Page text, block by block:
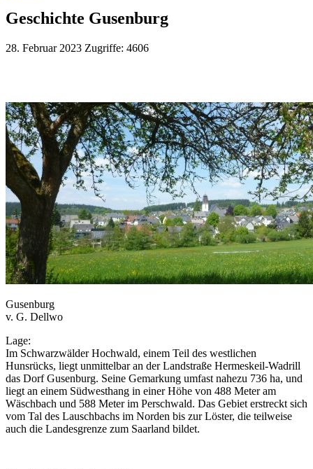
Geschichte Gusenburg
28. Februar 2023 Zugriffe: 4606
Gusenburg
v. G. Dellwo
Lage:
Im Schwarzwälder Hochwald, einem Teil des westlichen
Hunsrücks, liegt unmittelbar an der Landstraße Hermeskeil-Wadrill
das Dorf Gusenburg. Seine Gemarkung umfast nahezu 736 ha, und
liegt an einem Südwesthang in einer Höhe von 488 Meter am
Wäschbach und 588 Meter im Perschwald. Das Gebiet erstreckt sich
vom Tal des Lauschbachs im Norden bis zur Löster, die teilweise
auch die Landesgrenze zum Saarland bildet.